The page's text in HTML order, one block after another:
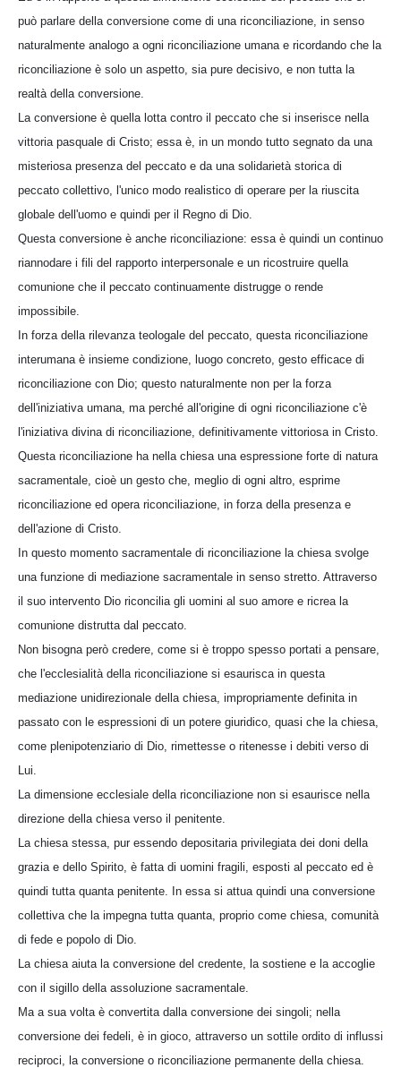
può parlare della conversione come di una riconciliazione, in senso
naturalmente analogo a ogni riconciliazione umana e ricordando che la
riconciliazione è solo un aspetto, sia pure decisivo, e non tutta la
realtà della conversione.
La conversione è quella lotta contro il peccato che si inserisce nella
vittoria pasquale di Cristo; essa è, in un mondo tutto segnato da una
misteriosa presenza del peccato e da una solidarietà storica di
peccato collettivo, l'unico modo realistico di operare per la riuscita
globale dell'uomo e quindi per il Regno di Dio.
Questa conversione è anche riconciliazione: essa è quindi un continuo
riannodare i fili del rapporto interpersonale e un ricostruire quella
comunione che il peccato continuamente distrugge o rende
impossibile.
In forza della rilevanza teologale del peccato, questa riconciliazione
interumana è insieme condizione, luogo concreto, gesto efficace di
riconciliazione con Dio; questo naturalmente non per la forza
dell'iniziativa umana, ma perché all'origine di ogni riconciliazione c'è
l'iniziativa divina di riconciliazione, definitivamente vittoriosa in Cristo.
Questa riconciliazione ha nella chiesa una espressione forte di natura
sacramentale, cioè un gesto che, meglio di ogni altro, esprime
riconciliazione ed opera riconciliazione, in forza della presenza e
dell'azione di Cristo.
In questo momento sacramentale di riconciliazione la chiesa svolge
una funzione di mediazione sacramentale in senso stretto. Attraverso
il suo intervento Dio riconcilia gli uomini al suo amore e ricrea la
comunione distrutta dal peccato.
Non bisogna però credere, come si è troppo spesso portati a pensare,
che l'ecclesialità della riconciliazione si esaurisca in questa
mediazione unidirezionale della chiesa, impropriamente definita in
passato con le espressioni di un potere giuridico, quasi che la chiesa,
come plenipotenziario di Dio, rimettesse o ritenesse i debiti verso di
Lui.
La dimensione ecclesiale della riconciliazione non si esaurisce nella
direzione della chiesa verso il penitente.
La chiesa stessa, pur essendo depositaria privilegiata dei doni della
grazia e dello Spirito, è fatta di uomini fragili, esposti al peccato ed è
quindi tutta quanta penitente. In essa si attua quindi una conversione
collettiva che la impegna tutta quanta, proprio come chiesa, comunità
di fede e popolo di Dio.
La chiesa aiuta la conversione del credente, la sostiene e la accoglie
con il sigillo della assoluzione sacramentale.
Ma a sua volta è convertita dalla conversione dei singoli; nella
conversione dei fedeli, è in gioco, attraverso un sottile ordito di influssi
reciproci, la conversione o riconciliazione permanente della chiesa.